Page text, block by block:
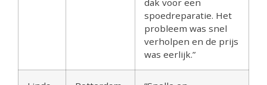
spoedreparatie. Het
probleem was snel
verholpen en de prijs
was eerlijk.”